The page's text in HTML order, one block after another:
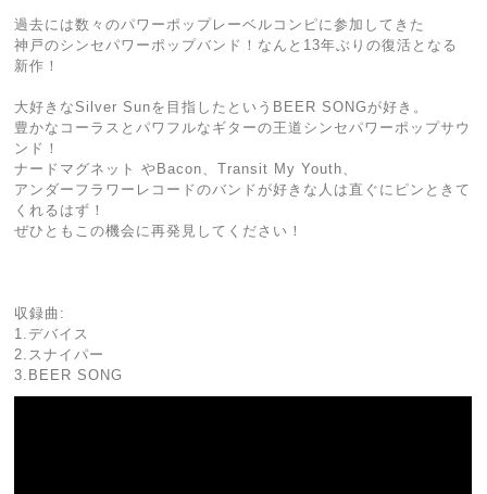
過去には数々のパワーポップレーベルコンピに参加してきた
神戸のシンセパワーポップバンド！なんと13年ぶりの復活となる
新作！
大好きなSilver Sunを目指したというBEER SONGが好き。
豊かなコーラスとパワフルなギターの王道シンセパワーポップサウ
ンド！
ナードマグネット やBacon、Transit My Youth、
アンダーフラワーレコードのバンドが好きな人は直ぐにピンときて
くれるはず！
ぜひともこの機会に再発見してください！
収録曲:
1.デバイス
2.スナイパー
3.BEER SONG